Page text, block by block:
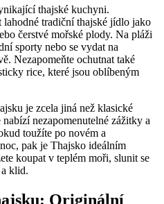
thajské kuchyni.
lahodné tradiční thajské jídlo jako
čerstvé mořské plody. Na pláži
sporty nebo se vydat na
Nezapomeňte ochutnat také
rice, které jsou oblíbeným
je zcela jiná než klasické
nezapomenutelné zážitky a
toužíte po novém a
pak je Thajsko ideálním
koupat v teplém moři, slunit se
klid.
Originální